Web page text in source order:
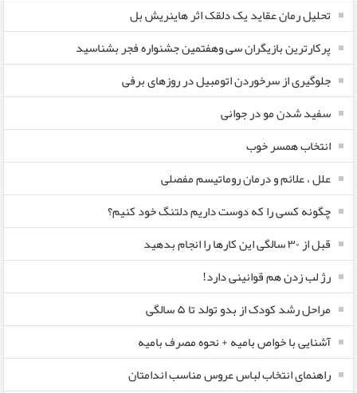
تحلیل رمان عقاید یک دلقک اثر هاینریش بل
پرکارترین بازیگران سی وهفتمین جشنواره فجر بشناسید
جلوگیری از سرخوردن اتومبیل در روزهای برفی
سفید شدن مو در جوانی
انتخاب همسر خوب
علل ، علائم و درمان روماتیسم مفصلی
چگونه کسی را که دوست داریم دلتنگ خود کنیم؟
قبل از ۳۰ سالگی این کارها را انجام بدهید
رژ لب زدن هم قوانینی دارد!
مراحل رشد کودک از بدو تولد تا ۵ سالگی
آشنایی با خواص بامیه + نحوه مصرف بامیه
راهنمای انتخاب لباس عروس مناسب اندامتان